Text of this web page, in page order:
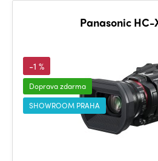
Panasonic HC-
-1 %
Doprava zdarma
SHOWROOM PRAHA